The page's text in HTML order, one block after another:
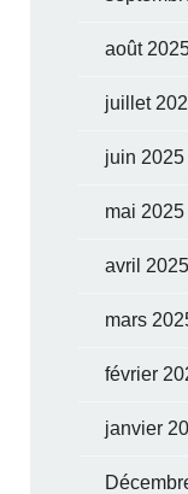
août
juillet
juin 2025
mai 2025
avril 2025
mars
février
janvier